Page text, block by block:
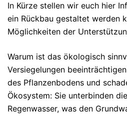
In Kürze stellen wir euch hier
ein Rückbau gestaltet werden
Möglichkeiten der
Warum ist das ökologisch
Versiegelungen
des Pflanzenbodens und
Ökosystem: Sie unterbinden
Regenwasser, was den